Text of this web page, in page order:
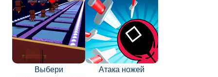
Выбери
Атака ножей